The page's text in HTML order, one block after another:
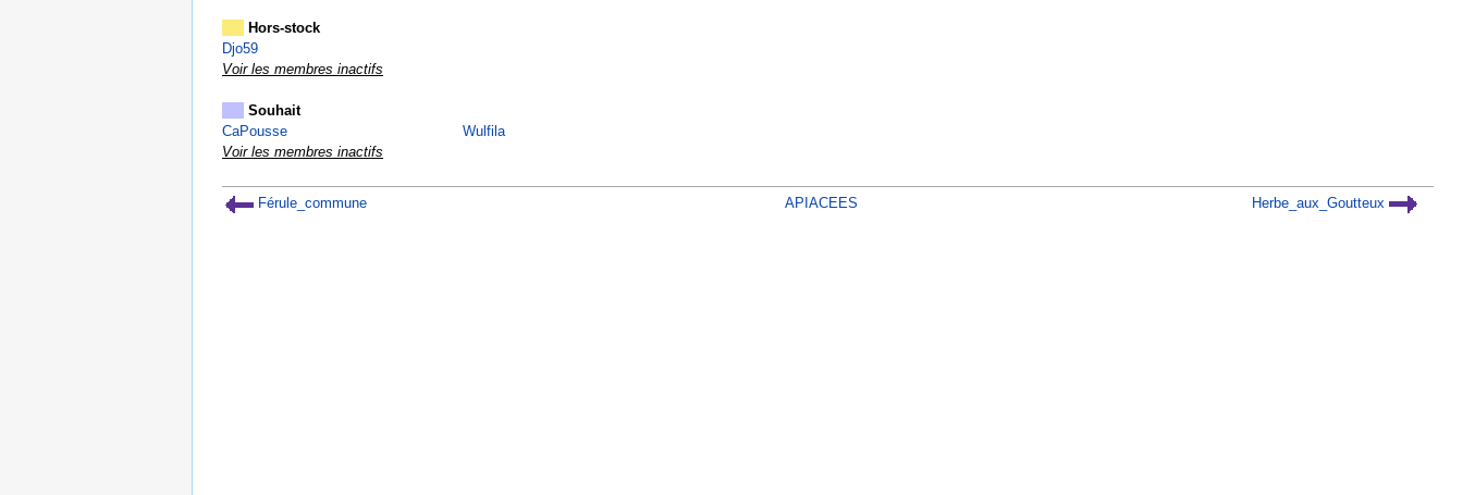
Hors-stock
Djo59
Voir les membres inactifs
Souhait
CaPousse
Wulfila
Voir les membres inactifs
Férule_commune APIACEES Herbe_aux_Goutteux